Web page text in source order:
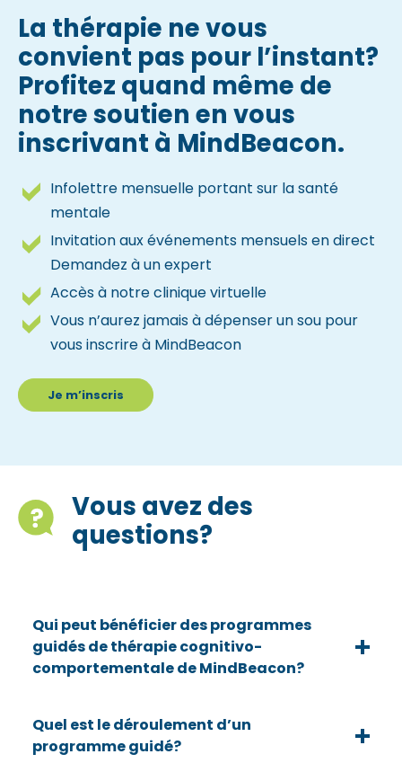
La thérapie ne vous
convient pas pour l’instant?
Profitez quand même de
notre soutien en vous
inscrivant à MindBeacon.
Infolettre mensuelle portant sur la santé
mentale
Invitation aux événements mensuels en direct
Demandez à un expert
Accès à notre clinique virtuelle
Vous n’aurez jamais à dépenser un sou pour
vous inscrire à MindBeacon
Je m’inscris
Vous avez des
questions?
Qui peut bénéficier des programmes
guidés de thérapie cognitivo-
comportementale de MindBeacon?
Quel est le déroulement d’un
programme guidé?